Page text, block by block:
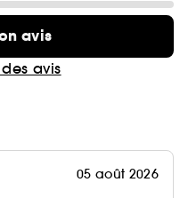
avis
avis
05 août 2026